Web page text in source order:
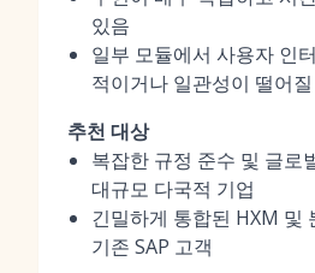
있음
일부 모듈에서 사용자 인
적이거나 일관성이 떨어
추천 대상
복잡한 규정 준수 및 글로
대규모 다국적 기업
긴밀하게 통합된 HXM 및
기존 SAP 고객